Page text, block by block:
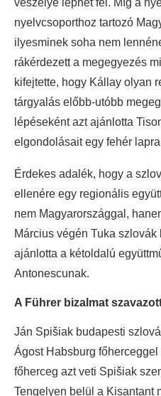
veszélye léphet fel. Míg a
nyelvcsoporthoz tartozó
ilyesminek soha nem
rákérdezett a megegyezés
kifejtette, hogy Kállay olyan
tárgyalás előbb-utóbb
lépéseként azt ajánlotta
elgondolásait egy fehér
Érdekes adalék, hogy a
ellenére egy regionális
nem Magyarországgal,
Március végén Tuka
ajánlotta a kétoldalú
Antonescunak.
A Führer bizalmat
Ján Spišiak budapesti
Ágost Habsburg
főherceg azt veti Spišiak
Tengelyen belül a Kisantant